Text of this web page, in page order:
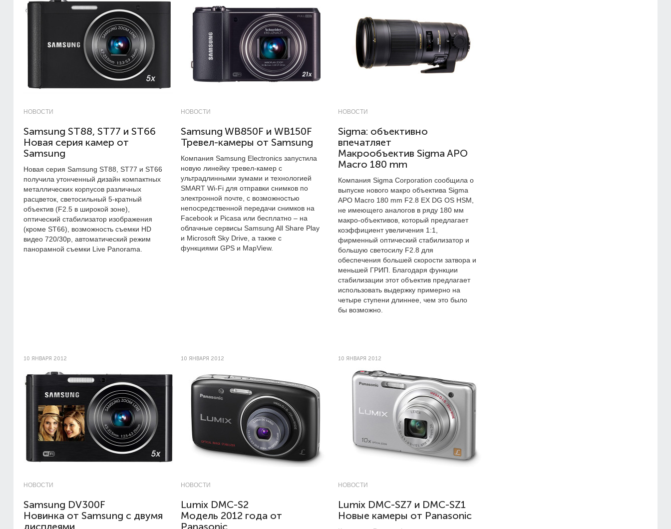
НОВОСТИ
Samsung ST88, ST77 и ST66
Новая серия камер от
Samsung
Новая серия Samsung ST88, ST77 и ST66
получила утонченный дизайн компактных
металлических корпусов различных
расцветок, светосильный 5-кратный
объектив (F2.5 в широкой зоне),
оптический стабилизатор изображения
(кроме ST66), возможность съемки HD
видео 720/30p, автоматический режим
панорамной съемки Live Panorama.
НОВОСТИ
Samsung WB850F и WB150F
Тревел-камеры от Samsung
Компания Samsung Electronics запустила
новую линейку тревел-камер с
ультрадлинными зумами и технологией
SMART Wi-Fi для отправки снимков по
электронной почте, с возможностью
непосредственной передачи снимков на
Facebook и Picasa или бесплатно – на
облачные сервисы Samsung All Share Play
и Microsoft Sky Drive, а также с
функциями GPS и MapView.
НОВОСТИ
Sigma: объективно
впечатляет
Макрообъектив Sigma APO
Maсro 180 mm
Компания Sigma Corporation сообщила о
выпуске нового макро объектива Sigma
APO Macro 180 mm F2.8 EX DG OS HSM,
не имеющего аналогов в ряду 180 мм
макро-объективов, который предлагает
коэффициент увеличения 1:1,
фирменный оптический стабилизатор и
большую светосилу F2.8 для
обеспечения большей скорости затвора и
меньшей ГРИП. Благодаря функции
стабилизации этот объектив предлагает
использовать выдержку примерно на
четыре ступени длиннее, чем это было
бы возможно.
10 ЯНВАРЯ 2012
НОВОСТИ
Samsung DV300F
Новинка от Samsung с двумя
10 ЯНВАРЯ 2012
НОВОСТИ
Lumix DMC-S2
Модель 2012 года от
10 ЯНВАРЯ 2012
НОВОСТИ
Lumix DMC-SZ7 и DMC-SZ1
Новые камеры от Panasonic